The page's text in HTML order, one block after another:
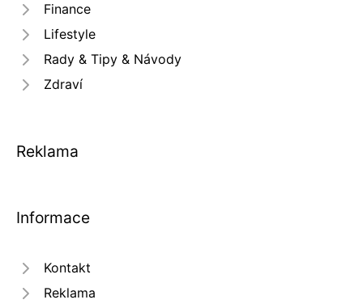
Finance
Lifestyle
Rady & Tipy & Návody
Zdraví
Reklama
Informace
Kontakt
Reklama